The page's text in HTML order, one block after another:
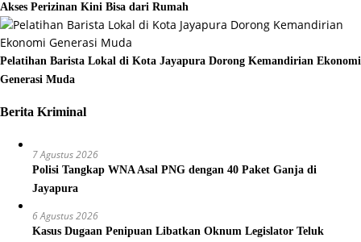
Akses Perizinan Kini Bisa dari Rumah
Pelatihan Barista Lokal di Kota Jayapura Dorong Kemandirian Ekonomi
Generasi Muda
Berita Kriminal
7 Agustus 2026
Polisi Tangkap WNA Asal PNG dengan 40 Paket Ganja di
Jayapura
6 Agustus 2026
Kasus Dugaan Penipuan Libatkan Oknum Legislator Teluk